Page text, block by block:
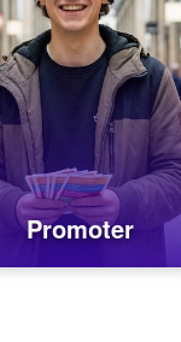
Promoter